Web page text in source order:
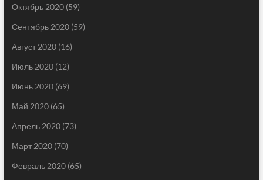
Октябрь 2020(59)
Сентябрь 2020(59)
Август 2020(16)
Июль 2020(12)
Июнь 2020(69)
Май 2020(65)
Апрель 2020(73)
Март 2020(70)
Февраль 2020(65)